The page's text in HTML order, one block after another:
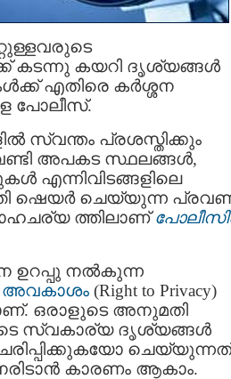
കടന്നു കയറി ദൃശ്യങ്ങള്‍
എതിരെ കർശ്ശന
പോലീസ്.
സ്വന്തം പ്രശസ്തിക്കും
അപകട സ്ഥലങ്ങള്‍,
എന്നിവിടങ്ങളിലെ
ഷെയർ ചെയ്യുന്ന
ത്തിലാണ്
ഉറപ്പു നൽകുന്ന
(Right to Privacy)
ഒരാളുടെ അനുമതി
സ്വകാര്യ ദൃശ്യങ്ങൾ
ചെയ്യുന്നത്
കാരണം ആകാം.